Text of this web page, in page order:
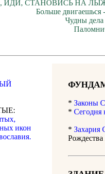
ИДИ, СТАНОВИСЬ НА
Больше двигаешься
Чудны
икон
* Законы
* Сегодня
* Захария